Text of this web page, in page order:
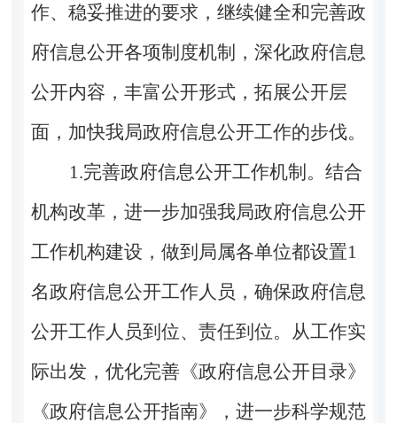
作、稳妥推进的要求，继续健全和完善政
府信息公开各项制度机制，深化政府信息
公开内容，丰富公开形式，拓展公开层
面，加快我局政府信息公开工作的步伐。
1.完善政府信息公开工作机制。 结合
机构改革，进一步加强我局政府信息公开
工作机构建设，做到局属各单位都设置1
名政府信息公开工作人员，确保政府信息
公开工作人员到位、责任到位。从工作实
际出发，优化完善《政府信息公开目录》
《政府信息公开指南》，进一步科学规范